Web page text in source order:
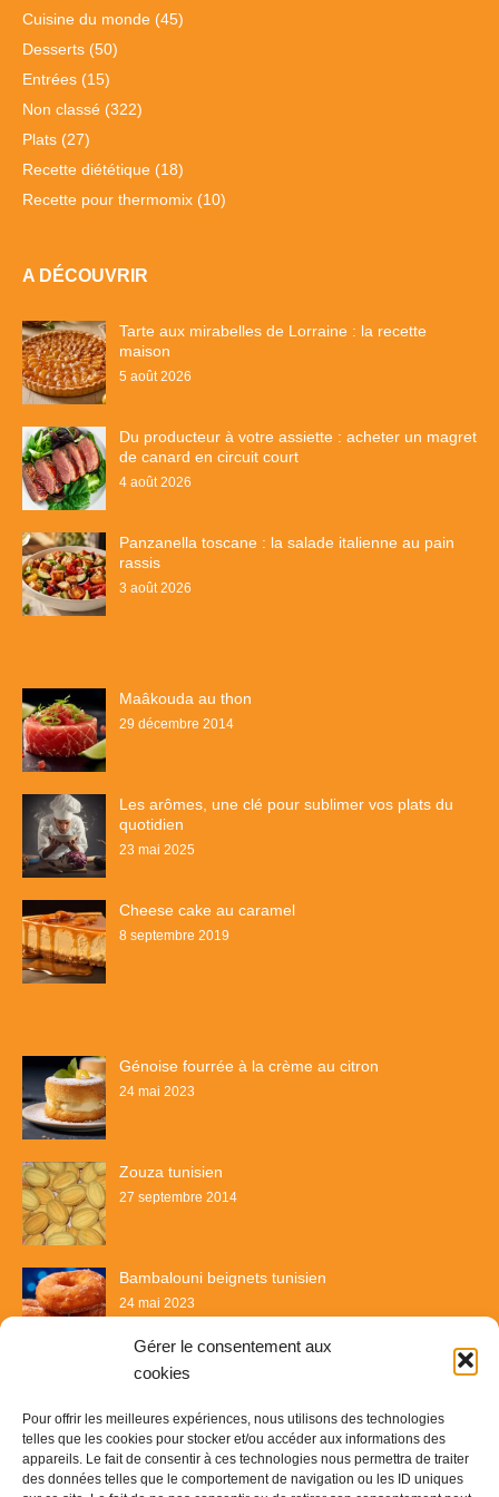
Gérer le consentement aux
cookies
Pour offrir les meilleures expériences, nous utilisons des technologies
telles que les cookies pour stocker et/ou accéder aux informations des
appareils. Le fait de consentir à ces technologies nous permettra de traiter
des données telles que le comportement de navigation ou les ID uniques
Cuisine du monde (45)
Desserts (50)
Entrées (15)
Non classé (322)
Plats (27)
Recette diététique (18)
Recette pour thermomix (10)
A DÉCOUVRIR
Tarte aux mirabelles de Lorraine : la recette
maison
5 août 2026
Du producteur à votre assiette : acheter un magret
de canard en circuit court
4 août 2026
Panzanella toscane : la salade italienne au pain
rassis
3 août 2026
Maâkouda au thon
29 décembre 2014
Les arômes, une clé pour sublimer vos plats du
quotidien
23 mai 2025
Cheese cake au caramel
8 septembre 2019
Génoise fourrée à la crème au citron
24 mai 2023
Zouza tunisien
27 septembre 2014
Bambalouni beignets tunisien
24 mai 2023